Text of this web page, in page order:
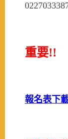
重要!!
報名表下